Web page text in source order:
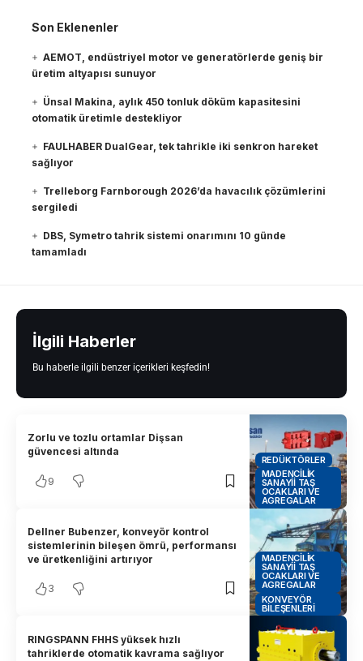
Son Eklenenler
AEMOT, endüstriyel motor ve generatörlerde geniş bir
üretim altyapısı sunuyor
Ünsal Makina, aylık 450 tonluk döküm kapasitesini
otomatik üretimle destekliyor
FAULHABER DualGear, tek tahrikle iki senkron hareket
sağlıyor
Trelleborg Farnborough 2026’da havacılık çözümlerini
sergiledi
DBS, Symetro tahrik sistemi onarımını 10 günde
tamamladı
İlgili Haberler
Bu haberle ilgili benzer içerikleri keşfedin!
REDÜKTÖRLER
MADENCILIK
SANAYII TAŞ
OCAKLARI VE
AGREGALAR
Zorlu ve tozlu ortamlar Dişsan
güvencesi altında
9
MADENCILIK
SANAYII TAŞ
OCAKLARI VE
AGREGALAR
KONVEYÖR
BILEŞENLERI
Dellner Bubenzer, konveyör kontrol
sistemlerinin bileşen ömrü, performansı
ve üretkenliğini artırıyor
3
RINGSPANN FHHS yüksek hızlı
tahriklerde otomatik kavrama sağlıyor